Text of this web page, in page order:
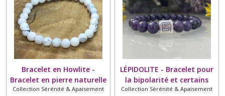
Bracelet en Howlite -
Bracelet en pierre naturelle
- 6mm
Collection Sérénité & Apaisement
LÉPIDOLITE - Bracelet pour
la bipolarité et certains
troubles du comportement
Collection Sérénité & Apaisement